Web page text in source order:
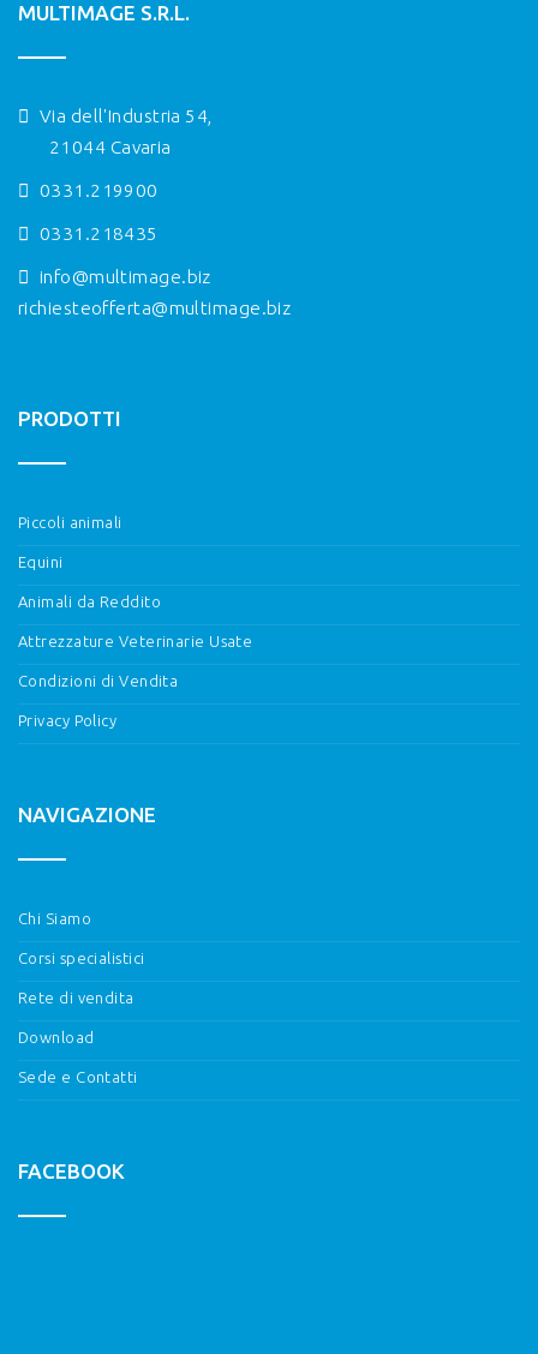
MULTIMAGE S.R.L.
Via dell'Industria 54,
21044 Cavaria
0331.219900
0331.218435
info@multimage.biz
richiesteofferta@multimage.biz
PRODOTTI
Piccoli animali
Equini
Animali da Reddito
Attrezzature Veterinarie Usate
Condizioni di Vendita
Privacy Policy
NAVIGAZIONE
Chi Siamo
Corsi specialistici
Rete di vendita
Download
Sede e Contatti
FACEBOOK